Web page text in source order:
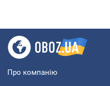
Про компанію